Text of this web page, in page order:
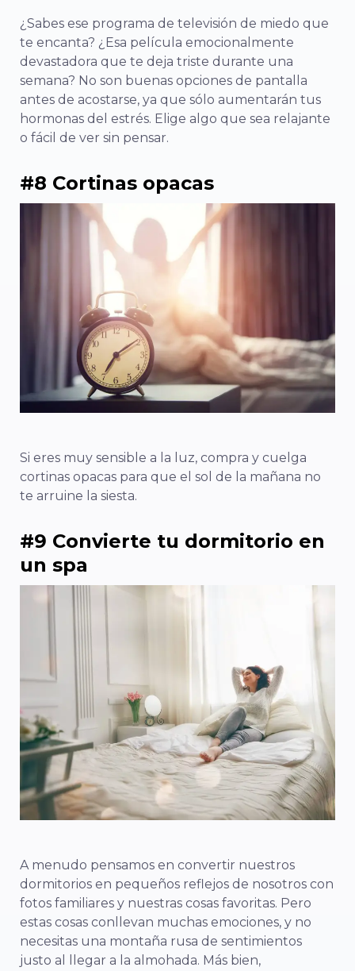
¿Sabes ese programa de televisión de miedo que
te encanta? ¿Esa película emocionalmente
devastadora que te deja triste durante una
semana? No son buenas opciones de pantalla
antes de acostarse, ya que sólo aumentarán tus
hormonas del estrés. Elige algo que sea relajante
o fácil de ver sin pensar.
#8 Cortinas opacas
Si eres muy sensible a la luz, compra y cuelga
cortinas opacas para que el sol de la mañana no
te arruine la siesta.
#9 Convierte tu dormitorio en
un spa
A menudo pensamos en convertir nuestros
dormitorios en pequeños reflejos de nosotros con
fotos familiares y nuestras cosas favoritas. Pero
estas cosas conllevan muchas emociones, y no
necesitas una montaña rusa de sentimientos
justo al llegar a la almohada. Más bien,